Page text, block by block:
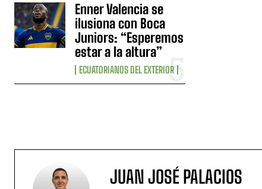
Enner Valencia se
ilusiona con Boca
Juniors: “Esperemos
estar a la altura”
ECUATORIANOS DEL EXTERIOR
JUAN JOSÉ PALACIOS